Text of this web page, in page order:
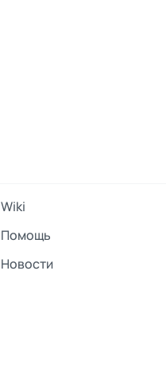
Wiki
Помощь
Новости